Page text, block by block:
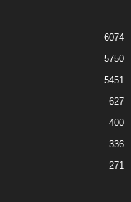
6074
5750
5451
627
400
336
271